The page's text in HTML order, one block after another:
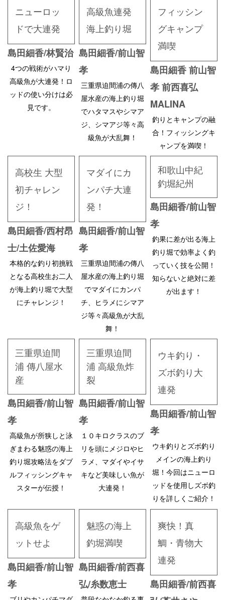
ニューロッ
ドで大連発
島田細香/林賢治
4つの戦術がハマり
高級魚が大連発！ロ
ッドの使い分けは必
見です。
高級魚連発
海上釣り堀
島田細香/前山智
孝
三重県迫間浦の傳八
屋水産の海上釣り堀
でハタマスやシマア
ジ、シマアジ等々高
級魚が大乱舞！
フィッシン
グキャンプ
満喫
島田細香 前山智
孝 前西喜弘
MALINA
釣りとキャンプの融
合！フィッシングキ
ャンプを満喫！
高校生 大型
初チャレン
ジ！
島田細香/西村昂
士/土佐愛海
本格的な釣り初挑戦
となる高校生お二人
が海上釣り堀で大型
にチャレンジ！
マダイにカ
ンパチ大連
発！
島田細香/前山智
孝
三重県迫間浦の傳八
屋水産の海上釣り堀
でマダイにカンパ
チ、ヒラメにシマア
ジ等々高級魚が大乱
舞！
和歌山中紀
釣堀紀州
島田細香/前山智
孝
釣果に差が出る海上
釣り堀で効率よく釣
っていく技を公開！
知らないと絶対に差
が出ます！
三重県迫間
浦 傳八屋水
産
島田細香/前山智
孝
高級魚が所狭しと泳
ぎまわる魅惑の海上
釣り堀攻略法をダブ
ルフィッシングキャ
スターが伝授！
三重県迫間
浦 高級魚炸
裂
島田細香/前山智
孝
１０キロクラスのブ
リを頭にメジロやヒ
ラメ、マダイやイサ
キなど美味しい魚が
大連発！
ウキ釣り・
ズボ釣り大
連発
島田細香/前山智
孝
ウキ釣りとズボ釣り
メインの海上釣り
堀！今回はニューロ
ッドを使用しズボ釣
りを詳しくご紹介！
高級魚をゲ
ットせよ
島田細香/前山智
孝
魅惑の海上
釣堀満喫
島田細香/前西喜
弘/糸数恵士
爽快！真
鯛・青物大
連発
島田細香/前西喜